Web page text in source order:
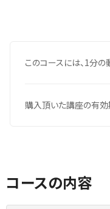
このコースには、1分の
購入頂いた講座の有効
コースの内容